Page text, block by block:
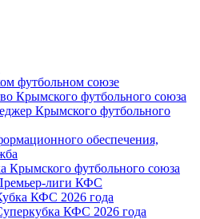
футбольном союзе
Крымского футбольного союза
Крымского футбольного
обеспечения,
Крымского футбольного союза
лиги КФС
КФС 2026 года
КФС 2026 года